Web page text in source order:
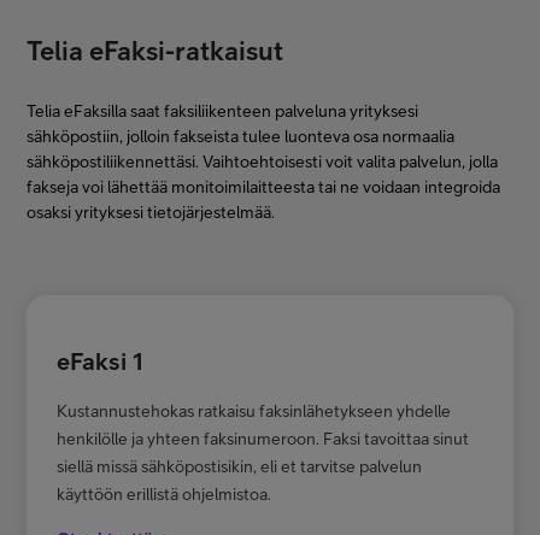
Telia eFaksi-ratkaisut
Telia eFaksilla saat faksiliikenteen palveluna yrityksesi
sähköpostiin, jolloin fakseista tulee luonteva osa normaalia
sähköpostiliikennettäsi. Vaihtoehtoisesti voit valita palvelun, jolla
fakseja voi lähettää monitoimilaitteesta tai ne voidaan integroida
osaksi yrityksesi tietojärjestelmää.
eFaksi 1
Kustannustehokas ratkaisu faksinlähetykseen yhdelle
henkilölle ja yhteen faksinumeroon. Faksi tavoittaa sinut
siellä missä sähköpostisikin, eli et tarvitse palvelun
käyttöön erillistä ohjelmistoa.